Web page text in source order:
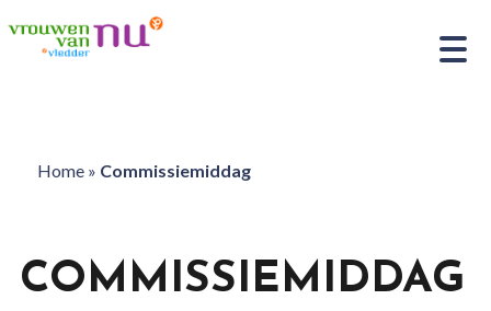
Home» Commissiemiddag
COMMISSIEMIDDAG